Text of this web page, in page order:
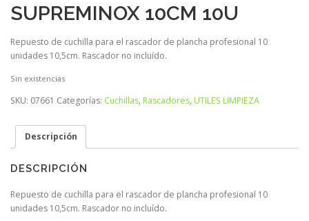
SUPREMINOX 10CM 10U
Repuesto de cuchilla para el rascador de plancha profesional 10
unidades 10,5cm. Rascador no incluído.
Sin existencias
SKU: 07661 Categorías: Cuchillas, Rascadores, UTILES LIMPIEZA
Descripción
DESCRIPCIÓN
Repuesto de cuchilla para el rascador de plancha profesional 10
unidades 10,5cm. Rascador no incluído.